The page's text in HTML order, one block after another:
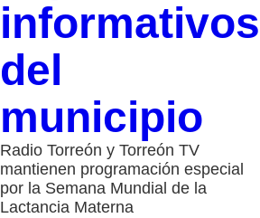
informativos
del
municipio
Radio Torreón y Torreón TV
mantienen programación especial
por la Semana Mundial de la
Lactancia Materna